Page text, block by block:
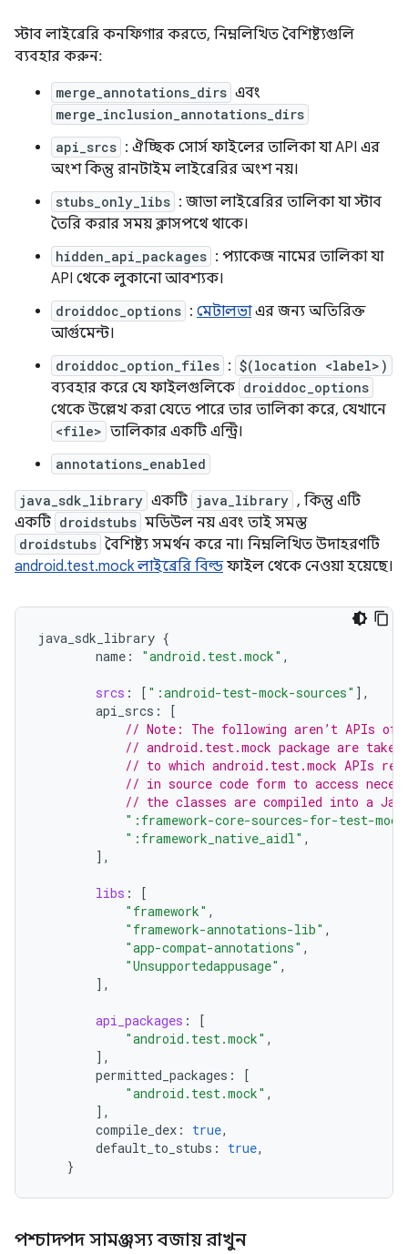
স্টাব লাইব্রেরি কনফিগার করতে, নিম্নলিখিত বৈশিষ্ট্যগুলি
ব্যবহার করুন:
merge_annotations_dirs এবং
merge_inclusion_annotations_dirs
api_srcs : ঐচ্ছিক সোর্স ফাইলের তালিকা যা API এর
অংশ কিন্তু রানটাইম লাইব্রেরির অংশ নয়।
stubs_only_libs : জাভা লাইব্রেরির তালিকা যা স্টাব
তৈরি করার সময় ক্লাসপথে থাকে।
hidden_api_packages : প্যাকেজ নামের তালিকা যা
API থেকে লুকানো আবশ্যক।
droiddoc_options : মেটালভাএর জন্য অতিরিক্ত
আর্গুমেন্ট।
droiddoc_option_files : $(location <label>)
ব্যবহার করে যে ফাইলগুলিকে droiddoc_options
থেকে উল্লেখ করা যেতে পারে তার তালিকা করে, যেখানে
<file> তালিকার একটি এন্ট্রি।
annotations_enabled
java_sdk_library একটি java_library , কিন্তু এটি
একটি droidstubs মডিউল নয় এবং তাই সমস্ত
droidstubs বৈশিষ্ট্য সমর্থন করে না। নিম্নলিখিত উদাহরণটি
android.test.mock লাইব্রেরি বিল্ডফাইল থেকে নেওয়া হয়েছে।
java_sdk_library {
name : "android.test.mock" ,
srcs : [ ":android-test-mock-sources" ] ,
api_srcs :
[
// Note: The following aren’t APIs
// android.test.mock package are
// to which android.test.mock APIs
// in source code form to access
// the classes are compiled into a
":framework-core-sources-for-test-
":framework_native_aidl" ,
] ,
libs :
[
"framework" ,
"framework-annotations-lib" ,
"app-compat-annotations" ,
"Unsupportedappusage" ,
] ,
api_packages :
[
"android.test.mock" ,
] ,
permitted_packages :
[
"android.test.mock" ,
] ,
compile_dex : true,
default_to_stubs : true,
}
পশ্চাদপদ সামঞ্জস্য বজায় রাখুন